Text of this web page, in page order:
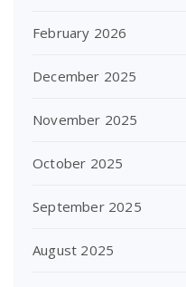
February 2026
December 2025
November 2025
October 2025
September 2025
August 2025